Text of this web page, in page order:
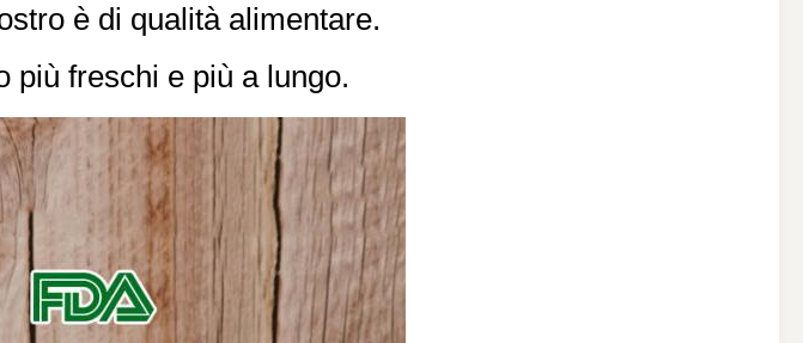
è di qualità alimentare.
più freschi e più a lungo.